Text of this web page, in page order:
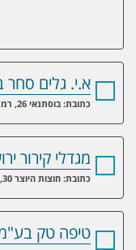
א.י. גלים
כתובת: בוסתנאי 26, רמת השרון 47224
מגדלי קירור
כתובת: חוצות היוצר 30, א.ת. דרומי אשקלון 78170
טיפה טק